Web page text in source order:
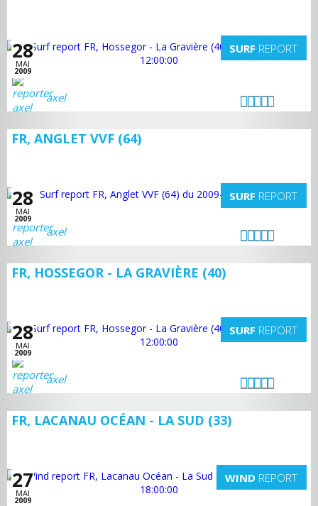
28
MAI
2009
SURF REPORT
axel
FR, ANGLET VVF (64)
28
MAI
2009
SURF REPORT
axel
FR, HOSSEGOR - LA GRAVIÈRE (40)
28
MAI
2009
SURF REPORT
axel
FR, LACANAU OCÉAN - LA SUD (33)
27
MAI
2009
WIND REPORT